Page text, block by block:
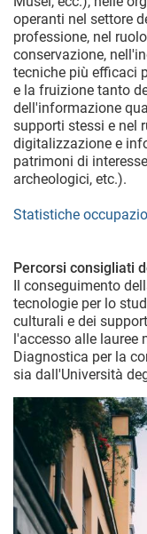
operanti nel settore
professione, nel
conservazione,
tecniche più efficaci
e la fruizione tanto
dell'informazione
supporti stessi e nel
digitalizzazione e
patrimoni di
archeologici, etc.).
Statistiche
Percorsi consigliati
Il conseguimento
tecnologie per lo
culturali e dei
l'accesso alle lauree
Diagnostica per la
sia dall'Università